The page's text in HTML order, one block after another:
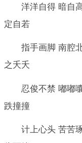
洋洋自得 暗自
定自若
指手画脚 南腔
之夭夭
忍俊不禁 嘟嘟
跌撞撞
计上心头 苦苦